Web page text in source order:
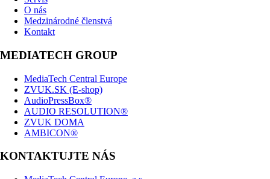
O nás
Medzinárodné členstvá
Kontakt
MEDIATECH GROUP
MediaTech Central Europe
ZVUK.SK (E-shop)
AudioPressBox®
AUDIO RESOLUTION®
ZVUK DOMA
AMBICON®
KONTAKTUJTE NÁS